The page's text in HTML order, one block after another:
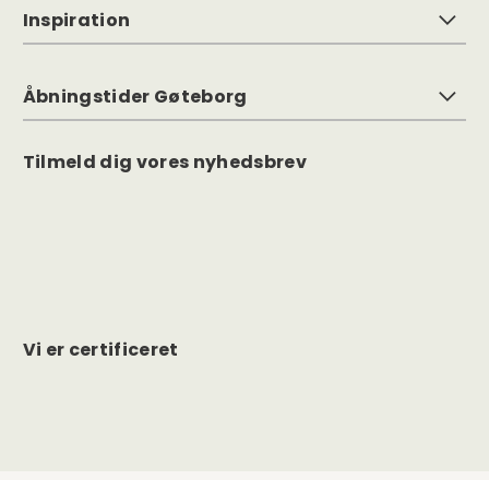
Inspiration
Åbningstider Gøteborg
Tilmeld dig vores nyhedsbrev
Vi er certificeret